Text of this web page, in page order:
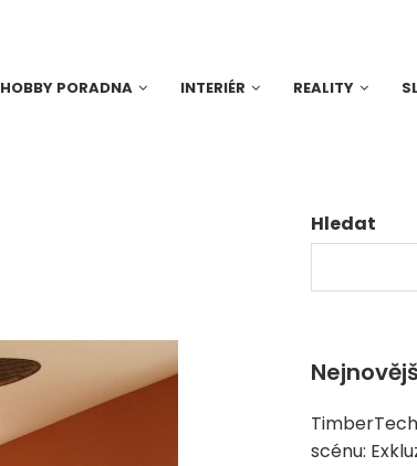
HOBBY PORADNA INTERIÉR REALITY
Hledat
scénu: